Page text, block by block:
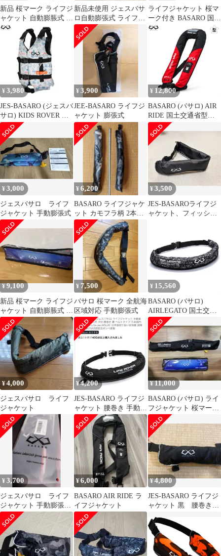
b0bd55f4
新品 桜マーク ライフジ
ャケット 自動膨脹式 ボ
ンベ付き 型式承認品 ベ
新品未使用 ジェスバサ
ロ自動膨張式 ライフジ
ャケット サイズ
70cm~140cm
ライフジャケット 桜マ
ーク付き BASARO 国土
交通省型式承認品 桜マ
ーク タイプA 自動膨張
式 救命胴衣 自動/手動
双方対応モデル モデル
立体裁断 救命胴衣 大人
用 釣り 腰 腰巻き ベル
トタイプ コンパクト メ
ンズ B-LifeJac-XH01
¥ 3,980
JES-BASARO (ジェスバ
サロ) KIDS ROVER 子
供用 ライフジャケット
子供 シュノーケリング
ベスト 釣り 浮力3.5kg
浮力35N 体重34kgまで
bas-kid-if001 身長:94-
145cm 胸囲:48-80cm
¥3,900
JEE-BASARO ライフジ
ャケット 膨張式
¥ 12,800
BASARO (バサロ) AIR
RIDE 国土交通省型式
承認品 桜マーク タイプ
A 自動膨脹式 ライフジ
ャケット 桜マーク付き
自動/手動双方対応モデ
ル 救命胴衣 全航行区域
対応 大人用 釣り 肩 肩
掛けタイプ 首 首掛けタ
イプ メンズ レディース
¥3,000
ジェスバサロ ライフ
ジャケット 手動膨張式
¥6,200
BASARO ライフジャケ
ット カモフラ柄 2本セ
ット
¥3,500
JES-BASAROライフジ
ャケット、フィッシン
¥9,100
新品 桜マーク ライフジ
ャケット 自動膨脹式 ボ
ンベ付き 型式承認品
¥ 7,500
バサロ 桜マーク 全航海
区域対応 手動膨張式
¥ 15,560
BASARO (バサロ)
AIRLEGATO 国土交通
省型式承認品 桜マーク
タイプA 手動膨脹式 ラ
イフジャケット 桜マー
ク付き 救命胴衣 全航行
区域対応 大人用 釣り
腰 腰巻き 対応70?
120cm 日本メーカー B-
Lifejac-IF01
¥4,000
ジェスバサロ ライフ
ジャケット
¥4,200
JES-BASARO ライフジ
ャケット 腰巻き 手動膨
張式
¥11,000
BASARO (バサロ) ライ
フジャケット 桜マーク
タイプA 手動膨張式
¥3,700
ジェスバサロ ライフ
ジャケット 手動膨張式
釣り 腰巻き ベルトタイ
プ 新品
¥6,000
BASARO AIR RIDE ラ
イフジャケット
¥4,800
JES-BASARO ライフジ
ャケット 黒 腰巻き